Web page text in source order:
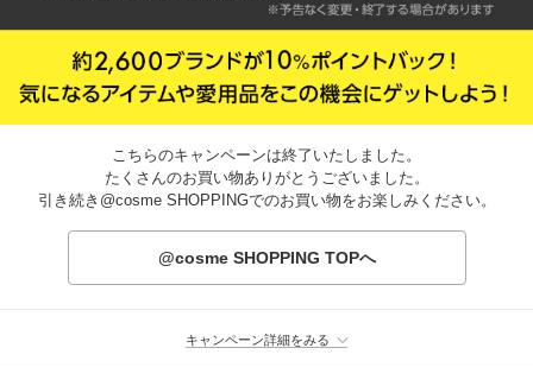
こちらのキャンペーンは終了いたしました。
たくさんのお買い物ありがとうございました。
引き続き@cosme SHOPPINGでのお買い物をお楽しみください。
@cosme SHOPPING TOPへ
キャンペーン詳細をみる